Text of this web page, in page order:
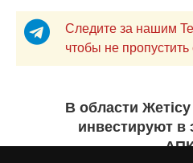
Следите за нашим
В области
инвестируют в